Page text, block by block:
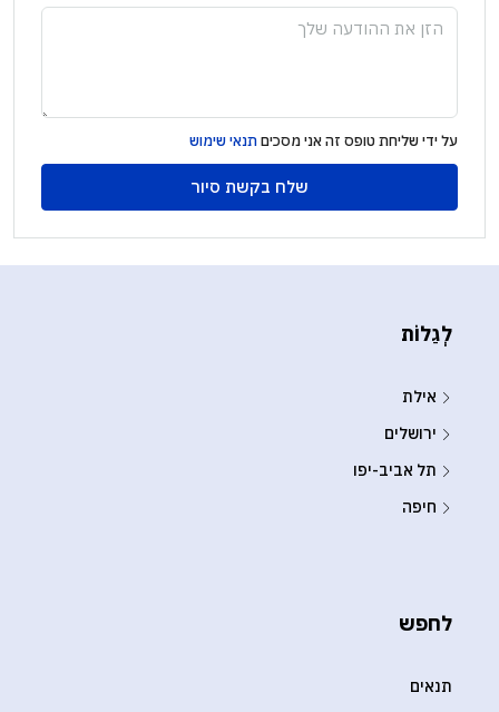
על ידי שליחת טופס זה אני מסכיםתנאי שימוש
שלח בקשת סיור
לְגַלוֹת
אילת
ירושלים
תל אביב-יפו
חיפה
לחפש
תנאים